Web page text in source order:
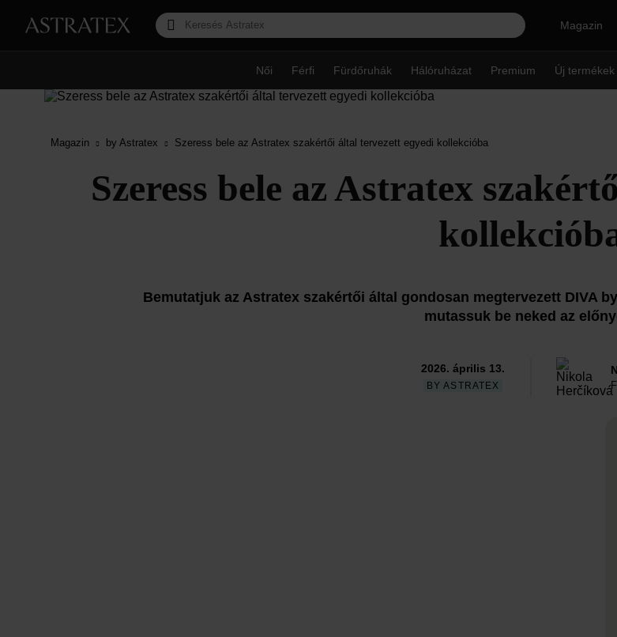
Magazin
Női Férfi Fürdőruhák Hálóruházat Premium Új termékek
Magazin by Astratex Szeress bele az Astratex szakértői által tervezett egyedi kollekcióba
Szeress bele az Astratex
Bemutatjuk az Astratex szakértői által gondosan megtervezett DIVA
mutassuk be neked az
2026. április 13.
BY ASTRATEX